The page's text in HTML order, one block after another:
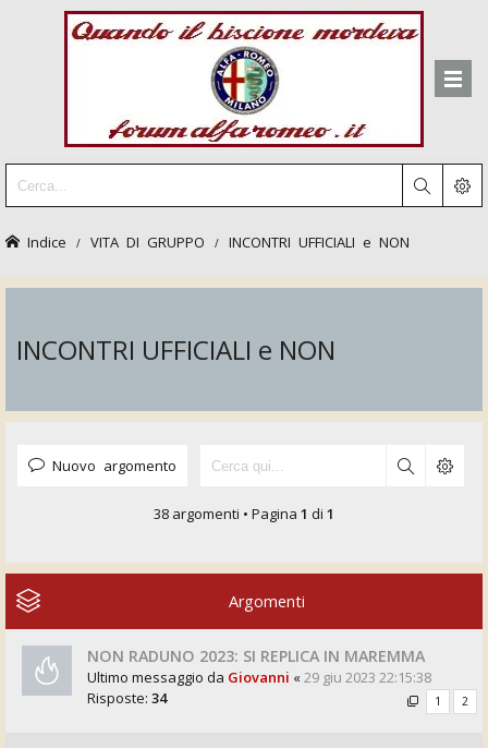
Indice VITA DI GRUPPO INCONTRI UFFICIALI e NON
INCONTRI UFFICIALI e NON
Nuovo argomento
38 argomenti • Pagina 1 di 1
Argomenti
NON RADUNO 2023: SI REPLICA IN MAREMMA
Ultimo messaggio da Giovanni «29 giu 2023 22:15:38
Risposte: 34 1 2